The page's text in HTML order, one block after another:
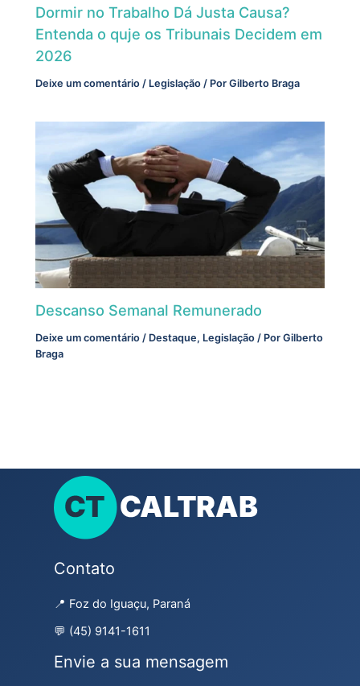
Dormir no Trabalho Dá Justa Causa?
Entenda o quje os Tribunais Decidem em
2026
Deixe um comentário / Legislação / PorGilberto Braga
Descanso Semanal Remunerado
Deixe um comentário / Destaque, Legislação / PorGilberto
Braga
Contato
📍 Foz do Iguaçu, Paraná
💬 (45) 9141-1611
Envie a sua mensagem